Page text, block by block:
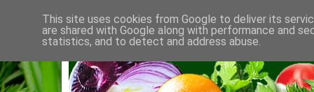
This site uses cookies from Google to deliver its
are shared with Google along with performance and
statistics, and to detect and address abuse.